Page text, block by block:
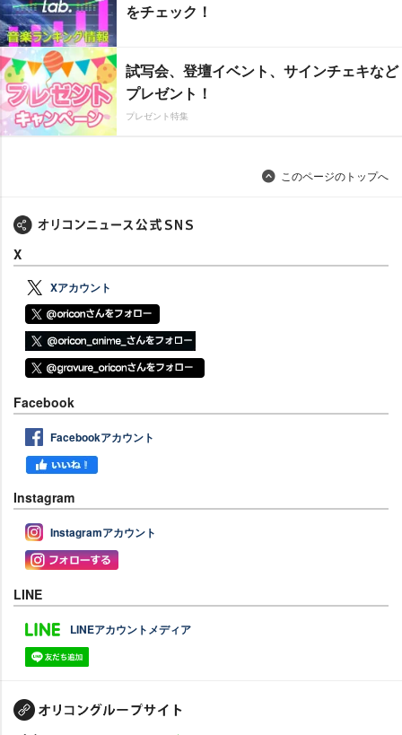
をチェック！
試写会、登壇イベント、サインチェキなど
プレゼント！
プレゼント特集
このページのトップへ
X
Xアカウント
Facebook
Facebookアカウント
Instagram
Instagramアカウント
LINE
LINEアカウントメディア